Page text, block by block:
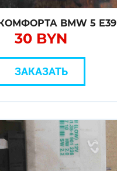
BMW 5 E39
30 BYN
ЗАКАЗАТЬ